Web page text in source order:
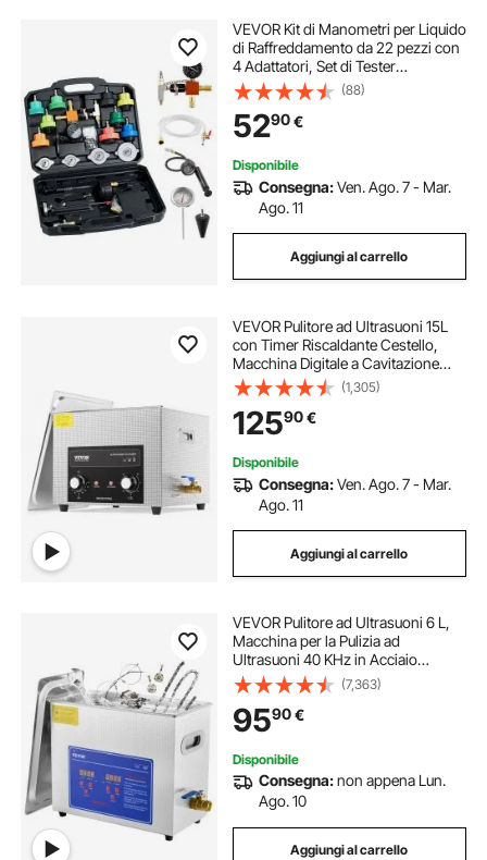
VEVOR Kit di Manometri per Liquido
di Raffreddamento da 22 pezzi con
4 Adattatori, Set di Tester
Universale di Pressione per Sistema
di Raffreddamento per Autoveicoli,
con Pompa di Pressione
(88)
5290€
Disponibile
Consegna:Ven. Ago. 7 - Mar.
Ago. 11
Aggiungi al carrello
VEVOR Pulitore ad Ultrasuoni 15L
con Timer Riscaldante Cestello,
Macchina Digitale a Cavitazione
Sonica, Pulitrice Ultrasuoni 360 W
per Strumenti di Orologi, Occhiali,
Monete, Utensili Metallici
(1,305)
12590€
Disponibile
Consegna:Ven. Ago. 7 - Mar.
Ago. 11
Aggiungi al carrello
VEVOR Pulitore ad Ultrasuoni 6 L,
Macchina per la Pulizia ad
Ultrasuoni 40 KHz in Acciaio
Inossidabile con Timer Riscaldatore
Digitale, Pulizia dei Gioielli per Uso
Domestico Personale Commerciale
(7,363)
9590€
Disponibile
Consegna:non appena Lun.
Ago. 10
Aggiungi al carrello